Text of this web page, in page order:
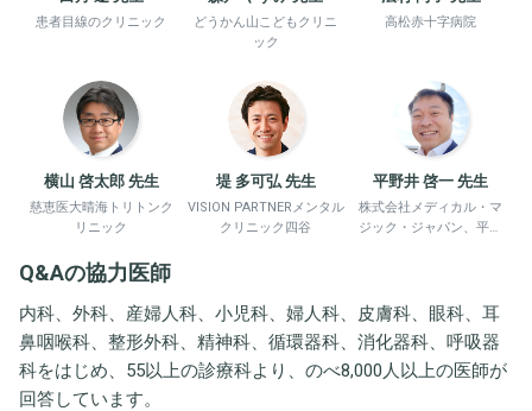
患者目線のクリニック
どうかん山こどもクリニ
ック
高松赤十字病院
横山 啓太郎 先生
慈恵医大晴海トリトンク
リニック
堤 多可弘 先生
VISION PARTNERメンタル
クリニック四谷
平野井 啓一 先生
株式会社メディカル・マ
ジック・ジャパン、平野
Q&Aの協力医師
内科、外科、産婦人科、小児科、婦人科、皮膚科、眼科、耳
鼻咽喉科、整形外科、精神科、循環器科、消化器科、呼吸器
科をはじめ、55以上の診療科より、のべ8,000人以上の医師が
回答しています。